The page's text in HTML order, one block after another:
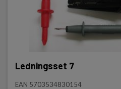
Ledningsset 7
EAN 5703534830154